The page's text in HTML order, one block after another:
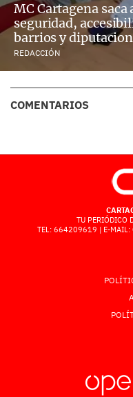
MC Cartagena
seguridad,
barrios y
REDACCIÓN
COMENTARIOS
TU PERIÓDICO
TEL: 664209619 | E-MAIL: